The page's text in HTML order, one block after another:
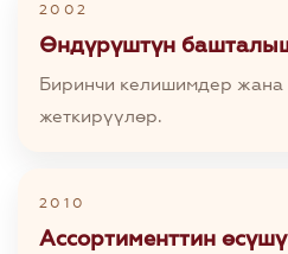
2002
Өндүрүштүн
Биринчи келишимдер жана
жеткирүүлөр.
2010
Ассортименттин өсүшү